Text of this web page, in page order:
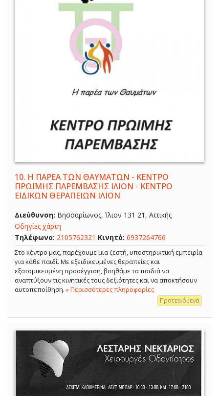
10. Η ΠΑΡΕΑ ΤΩΝ ΘΑΥΜΑΤΩΝ - ΚΕΝΤΡΟ
ΠΡΩΪΜΗΣ ΠΑΡΕΜΒΑΣΗΣ ΙΛΙΟΝ - ΚΕΝΤΡΟ
ΕΙΔΙΚΩΝ ΘΕΡΑΠΕΙΩΝ ΙΛΙΟΝ
Διεύθυνση: Βησσαρίωνος, Ίλιον 131 21, Αττικής
Οδηγίες χάρτη
Τηλέφωνο: 2105762321 Κινητό: 6937264766
Στο κέντρο μας, παρέχουμε μια ζεστή, υποστηρικτική εμπειρία
για κάθε παιδί. Με εξειδικευμένες θεραπείες και
εξατομικευμένη προσέγγιση, βοηθάμε τα παιδιά να
αναπτύξουν τις κινητικές τους δεξιότητες και να αποκτήσουν
αυτοπεποίθηση. » Περισσότερες πληροφορίες
Προτεινόμενα